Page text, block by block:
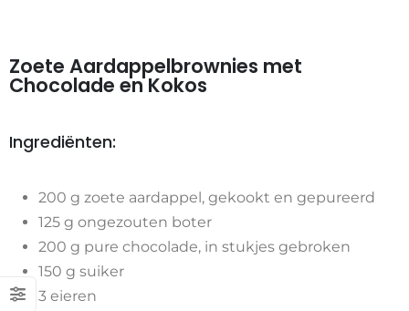
Zoete Aardappelbrownies met
Chocolade en Kokos
Ingrediënten:
200 g zoete aardappel, gekookt en gepureerd
125 g ongezouten boter
200 g pure chocolade, in stukjes gebroken
150 g suiker
3 eieren